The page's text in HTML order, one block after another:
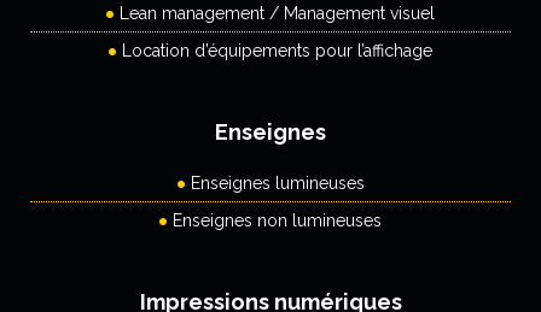
Lean management / Management visuel
Location d’équipements pour l’affichage
Enseignes
Enseignes lumineuses
Enseignes non lumineuses
Impressions numériques